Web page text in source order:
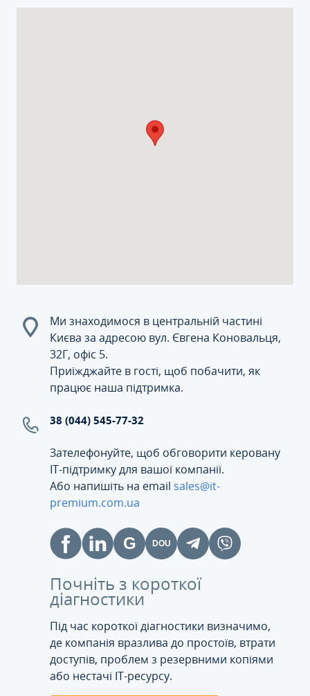
Ми знаходимося в центральній частині
Києва за адресою вул. Євгена Коновальця,
32Г, офіс 5.
Приїжджайте в гості, щоб побачити, як
працює наша підтримка.
38 (044) 545-77-32
Зателефонуйте, щоб обговорити керовану
ІТ-підтримку для вашої компанії.
Або напишіть на email sales@it-
premium.com.ua
Почніть з короткої
діагностики
Під час короткої діагностики визначимо,
де компанія вразлива до простоїв, втрати
доступів, проблем з резервними копіями
або нестачі IT-ресурсу.